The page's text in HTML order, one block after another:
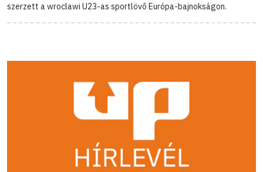
szerzett a wroclawi U23-as sportlövő Európa-bajnokságon.